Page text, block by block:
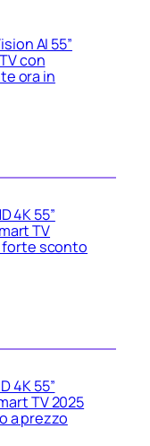
AI 55”
con
ora in
4K 55”
TV
forte sconto
4K 55”
TV 2025
a prezzo